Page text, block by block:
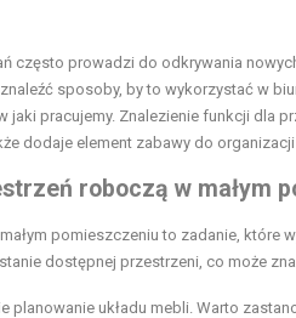
często prowadzi do odkrywania
sposoby, by to wykorzystać w
pracujemy. Znalezienie funkcji dla
dodaje element zabawy do
roboczą w małym
pomieszczeniu to zadanie, które
dostępnej przestrzeni, co może
planowanie układu mebli. Warto